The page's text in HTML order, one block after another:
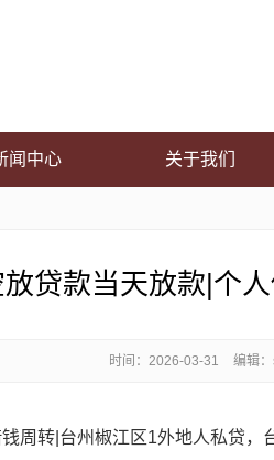
闻中心 关于我们
贷款当天放款|个
时间： 2026-03-31 编辑
周转|台州椒江区1外地人私贷